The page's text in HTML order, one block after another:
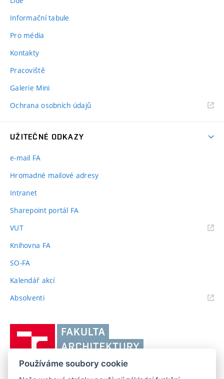
Informační tabule
Pro média
Kontakty
Pracoviště
Galerie Mini
Ochrana osobních údajů
UŽITEČNÉ ODKAZY
e-mail FA
Hromadné mailové adresy
Intranet
Sharepoint portál FA
VUT(externí
Knihovna FA
SO-FA
Kalendář akcí
Absolventi(externí
Používáme soubory cookie